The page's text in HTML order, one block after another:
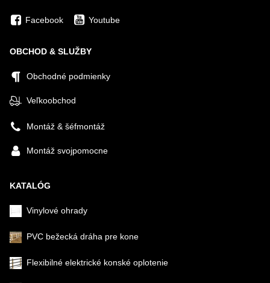
Facebook Youtube
OBCHOD & SLUŽBY
Obchodné podmienky
Veľkoobchod
Montáž & šéfmontáž
Montáž svojpomocne
KATALÓG
Vinylové ohrady
PVC bežecká dráha pre kone
Flexibilné elektrické konské oplotenie